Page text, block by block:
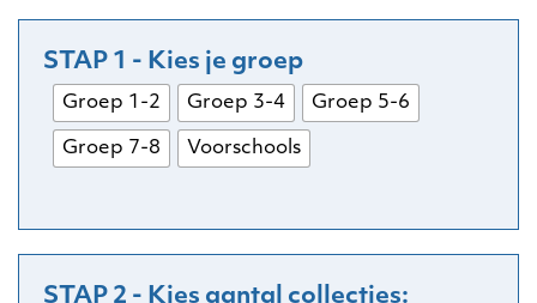
Groep 1-2 Groep 3-4 Groep 5-6
Groep 7-8 Voorschools